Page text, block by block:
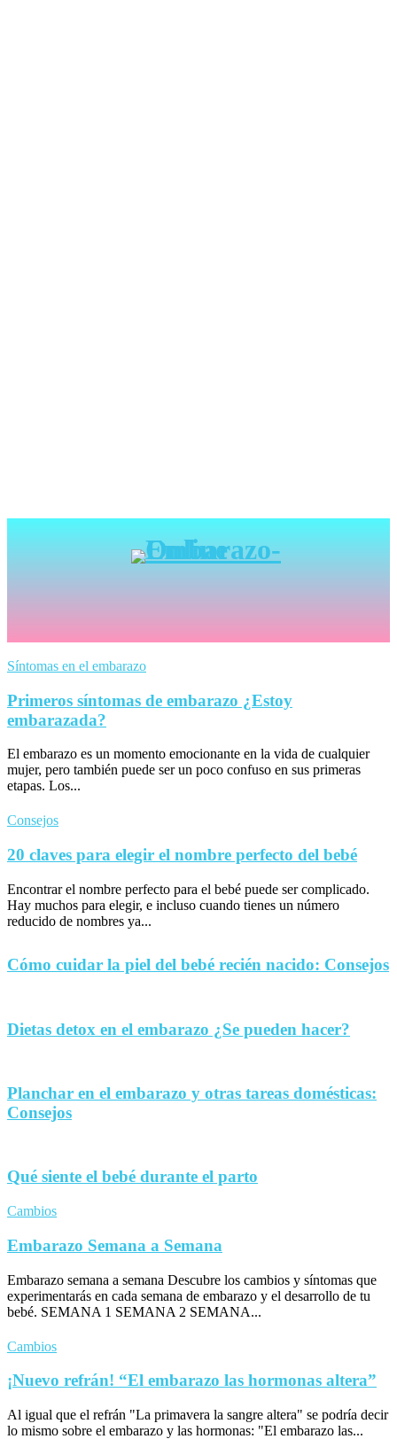
Síntomas en el embarazo
Primeros síntomas de embarazo ¿Estoy
embarazada?
El embarazo es un momento emocionante en la vida de cualquier
mujer, pero también puede ser un poco confuso en sus primeras
etapas. Los...
Consejos
20 claves para elegir el nombre perfecto del bebé
Encontrar el nombre perfecto para el bebé puede ser complicado.
Hay muchos para elegir, e incluso cuando tienes un número
reducido de nombres ya...
Cómo cuidar la piel del bebé recién nacido: Consejos
Dietas detox en el embarazo ¿Se pueden hacer?
Planchar en el embarazo y otras tareas domésticas:
Consejos
Qué siente el bebé durante el parto
Cambios
Embarazo Semana a Semana
Embarazo semana a semana Descubre los cambios y síntomas que
experimentarás en cada semana de embarazo y el desarrollo de tu
bebé. SEMANA 1 SEMANA 2 SEMANA...
Cambios
¡Nuevo refrán! “El embarazo las hormonas altera”
Al igual que el refrán "La primavera la sangre altera" se podría decir
lo mismo sobre el embarazo y las hormonas: "El embarazo las...